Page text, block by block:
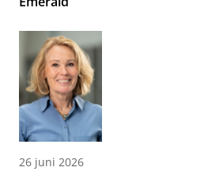
26 juni 2026